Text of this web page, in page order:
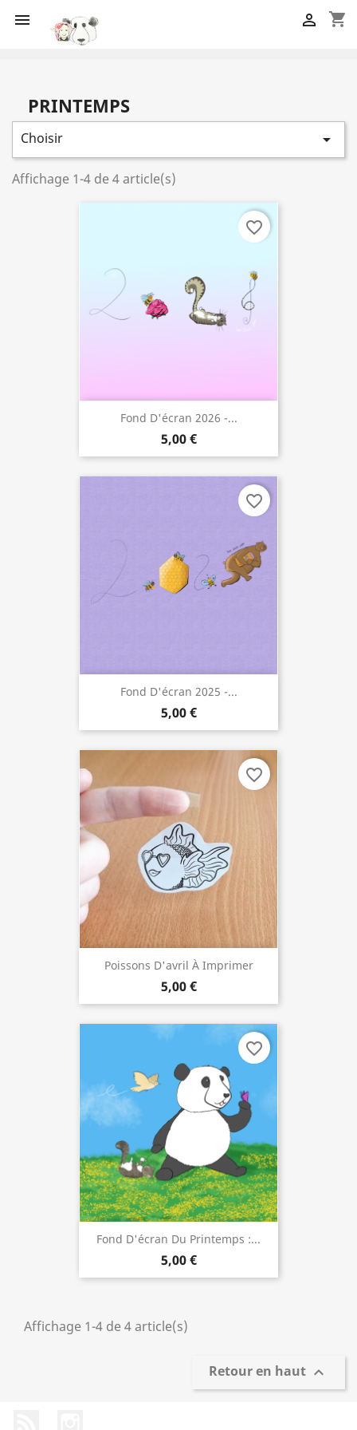
 shopping_cart

PRINTEMPS
Choisir 
Affichage 1-4 de 4 article(s)
Fond D'écran 2026 -...
5,00 €
favorite_border
Fond D'écran 2025 -...
5,00 €
favorite_border
Poissons D'avril À Imprimer
5,00 €
favorite_border
Fond D'écran Du Printemps :...
5,00 €
favorite_border
Affichage 1-4 de 4 article(s)
Retour en haut 